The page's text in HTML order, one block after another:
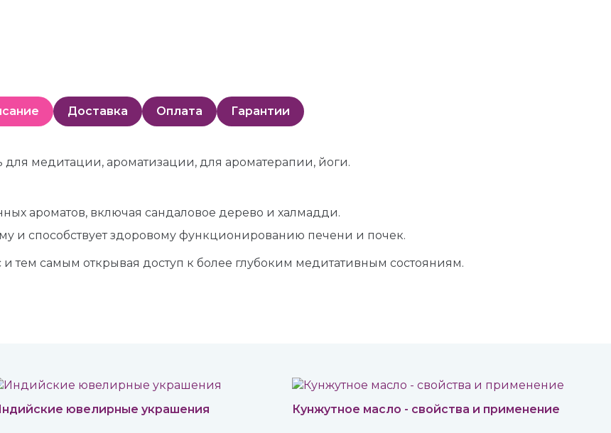
Доставка Оплата Гарантии
медитации, ароматизации, для ароматерапии, йоги.
ароматов, включая сандаловое дерево и халмадди.
и способствует здоровому функционированию печени и почек.
тем самым открывая доступ к более глубоким медитативным состояниям.
ювелирные украшения Кунжутное масло - свойства и применение